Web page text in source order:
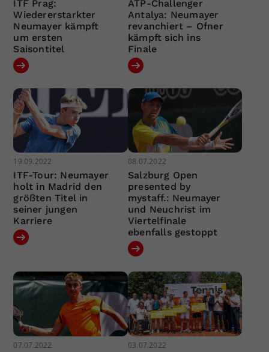
ITF Prag:
Wiedererstarkter
Neumayer kämpft
um ersten
Saisontitel
ATP-Challenger
Antalya: Neumayer
revanchiert – Ofner
kämpft sich ins
Finale
19.09.2022
ITF-Tour: Neumayer
holt in Madrid den
größten Titel in
seiner jungen
Karriere
08.07.2022
Salzburg Open
presented by
mystaff.: Neumayer
und Neuchrist im
Viertelfinale
ebenfalls gestoppt
07.07.2022 03.07.2022